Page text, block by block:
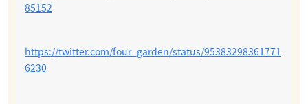
85152
https://twitter.com/four_garden/status/95383298361771
6230